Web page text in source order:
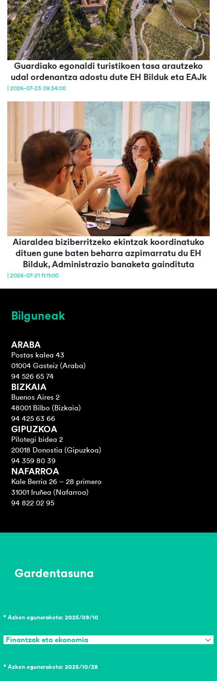
Guardiako egonaldi turistikoen tasa arautzeko
udal ordenantza adostu dute EH Bilduk eta EAJk
| 2026-07-23 09:34:00
Aiaraldea biziberritzeko ekintzak koordinatuko
dituen gune baten beharra azpimarratu du EH
Bilduk, Administrazio banaketa gaindituta
| 2026-07-21 11:11:00
Bilguneak
ARABA
Postas kalea 43
01004 Gasteiz (Araba)
94 526 65 74
BIZKAIA
Buenos Aires 2
48001 Bilbo (Bizkaia)
94 425 63 66
GIPUZKOA
Pilotegi bidea 2
20018 Donostia (Gipuzkoa)
94 359 80 39
NAFARROA
Kale Berria 26 – 28 primero
31001 Iruñea (Nafarroa)
94 822 02 95
Gardentasuna
* Azken eguneraketa: 2025/09/10
Finantzak eta ekonomia
* Azken eguneraketa: 2025/10/28